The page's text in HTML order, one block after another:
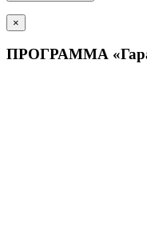
×
ПРОГРАММА